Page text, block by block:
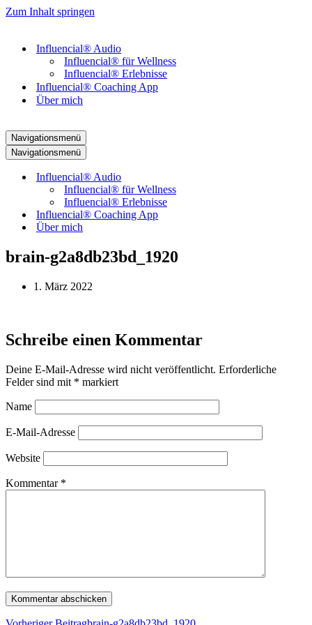
Zum Inhalt springen
Influencial® Audio
Influencial® für Wellness
Influencial® Erlebnisse
Influencial® Coaching App
Über mich
Navigationsmenü
Navigationsmenü
Influencial® Audio
Influencial® für Wellness
Influencial® Erlebnisse
Influencial® Coaching App
Über mich
brain-g2a8db23bd_1920
1. März 2022
Schreibe einen Kommentar
Deine E-Mail-Adresse wird nicht veröffentlicht. Erforderliche
Felder sind mit * markiert
Name
E-Mail-Adresse
Website
Kommentar *